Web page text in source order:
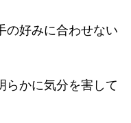
の好みに合わせない
らかに気分を害して